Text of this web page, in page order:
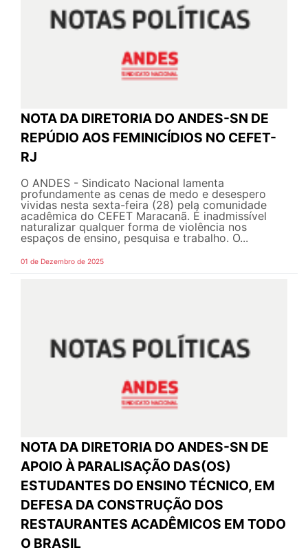
NOTA DA DIRETORIA DO ANDES-SN DE
REPÚDIO AOS FEMINICÍDIOS NO CEFET-
RJ
O ANDES - Sindicato Nacional lamenta
profundamente as cenas de medo e desespero
vividas nesta sexta-feira (28) pela comunidade
acadêmica do CEFET Maracanã. É inadmissível
naturalizar qualquer forma de violência nos
espaços de ensino, pesquisa e trabalho. O...
01 de Dezembro de 2025
NOTA DA DIRETORIA DO ANDES-SN DE
APOIO À PARALISAÇÃO DAS(OS)
ESTUDANTES DO ENSINO TÉCNICO, EM
DEFESA DA CONSTRUÇÃO DOS
RESTAURANTES ACADÊMICOS EM TODO
O BRASIL